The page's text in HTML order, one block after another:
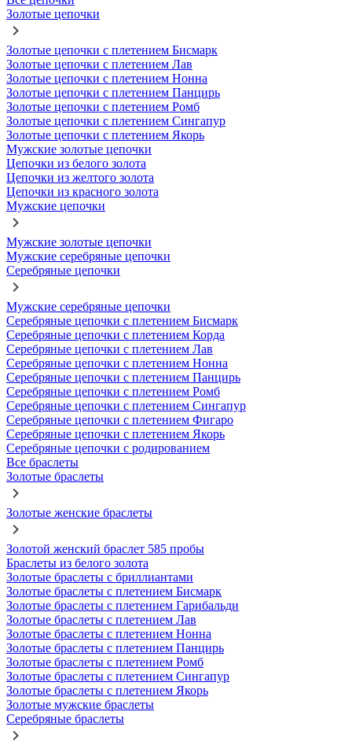
Золотые цепочки
Золотые цепочки с плетением Бисмарк
Золотые цепочки с плетением Лав
Золотые цепочки с плетением Нонна
Золотые цепочки с плетением Панцирь
Золотые цепочки с плетением Ромб
Золотые цепочки с плетением Сингапур
Золотые цепочки с плетением Якорь
Мужские золотые цепочки
Цепочки из белого золота
Цепочки из желтого золота
Цепочки из красного золота
Мужские цепочки
Мужские золотые цепочки
Мужские серебряные цепочки
Серебряные цепочки
Мужские серебряные цепочки
Серебряные цепочки с плетением Бисмарк
Серебряные цепочки с плетением Корда
Серебряные цепочки с плетением Лав
Серебряные цепочки с плетением Нонна
Серебряные цепочки с плетением Панцирь
Серебряные цепочки с плетением Ромб
Серебряные цепочки с плетением Сингапур
Серебряные цепочки с плетением Фигаро
Серебряные цепочки с плетением Якорь
Серебряные цепочки с родированием
Все браслеты
Золотые браслеты
Золотые женские браслеты
Золотой женский браслет 585 пробы
Браслеты из белого золота
Золотые браслеты с бриллиантами
Золотые браслеты с плетением Бисмарк
Золотые браслеты с плетением Гарибальди
Золотые браслеты с плетением Лав
Золотые браслеты с плетением Нонна
Золотые браслеты с плетением Панцирь
Золотые браслеты с плетением Ромб
Золотые браслеты с плетением Сингапур
Золотые браслеты с плетением Якорь
Золотые мужские браслеты
Серебряные браслеты